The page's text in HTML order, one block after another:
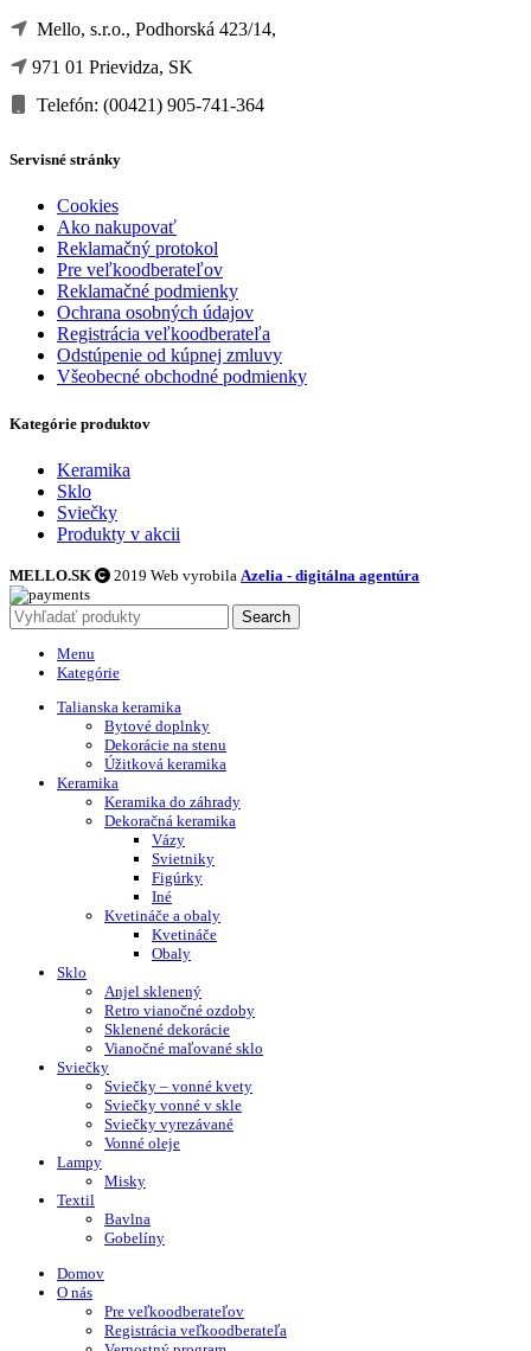
Mello, s.r.o., Podhorská 423/14,
971 01 Prievidza, SK
Telefón: (00421) 905-741-364
Servisné stránky
Cookies
Ako nakupovať
Reklamačný protokol
Pre veľkoodberateľov
Reklamačné podmienky
Ochrana osobných údajov
Registrácia veľkoodberateľa
Odstúpenie od kúpnej zmluvy
Všeobecné obchodné podmienky
Kategórie produktov
Keramika
Sklo
Sviečky
Produkty v akcii
MELLO.SK 2019 Web vyrobila Azelia - digitálna agentúra
Search
Menu
Kategórie
Talianska keramika
Bytové doplnky
Dekorácie na stenu
Úžitková keramika
Keramika
Keramika do záhrady
Dekoračná keramika
Vázy
Svietniky
Figúrky
Iné
Kvetináče a obaly
Kvetináče
Obaly
Sklo
Anjel sklenený
Retro vianočné ozdoby
Sklenené dekorácie
Vianočné maľované sklo
Sviečky
Sviečky – vonné kvety
Sviečky vonné v skle
Sviečky vyrezávané
Vonné oleje
Lampy
Misky
Textil
Bavlna
Gobelíny
Domov
O nás
Pre veľkoodberateľov
Registrácia veľkoodberateľa